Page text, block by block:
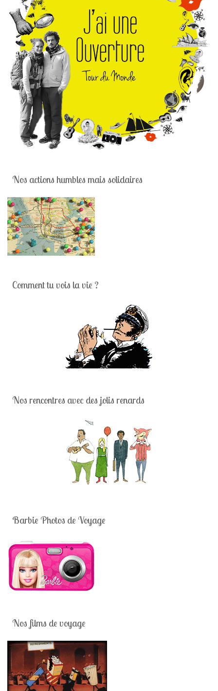
Nos actions humbles mais solidaires
Comment tu vois la vie ?
Nos rencontres avec des jolis renards
Barbie Photos de Voyage
Nos films de voyage